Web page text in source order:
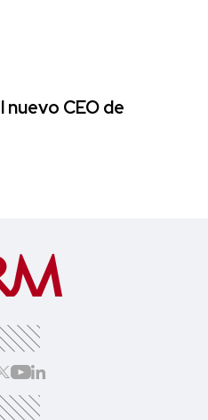
CEO de